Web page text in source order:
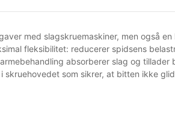
med slagskruemaskiner, men også
fleksibilitet: reducerer spidsens
absorberer slag og tillader
som sikrer, at bitten ikke